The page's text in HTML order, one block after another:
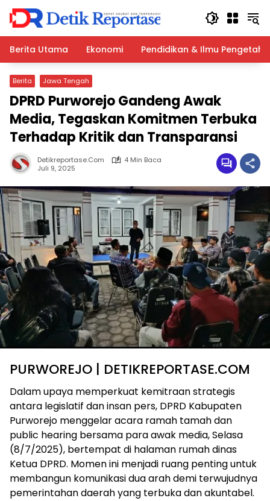
Langsung
konten
Berita Utama
Ekonomi Pendidikan & Ilmu
Berita Jawa Tengah
DPRD Purworejo Gandeng Awak
Media, Tegaskan Komitmen Terbuka
Terhadap Kritik dan Transparansi
Detikreportase.com
4 Min Baca
Juli 9, 2025
PURWOREJO | DETIKREPORTASE.COM
Dalam upaya memperkuat kemitraan strategis
antara legislatif dan insan pers, DPRD Kabupaten
Purworejo menggelar acara ramah tamah dan
public hearing bersama para awak media, Selasa
(8/7/2025), bertempat di halaman rumah dinas
Ketua DPRD. Momen ini menjadi ruang penting untuk
membangun komunikasi dua arah demi terwujudnya
pemerintahan daerah yang terbuka dan akuntabel.